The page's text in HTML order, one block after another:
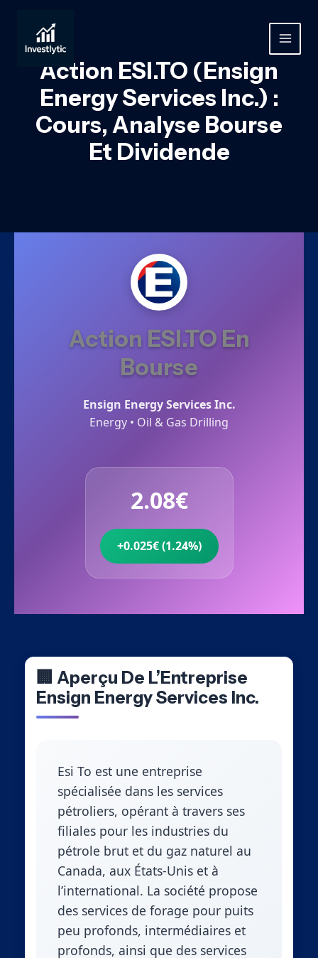
contenu
MAIN
Action ESI.TO (Ensign
Energy Services Inc.) :
Cours, Analyse Bourse
Et Dividende
Action ESI.TO En
Bourse
Ensign Energy Services Inc.
Energy • Oil & Gas Drilling
2.08€
+0.025€ (1.24%)
🏢 Aperçu De L’Entreprise
Ensign Energy Services Inc.
Esi To est une entreprise
spécialisée dans les services
pétroliers, opérant à travers ses
filiales pour les industries du
pétrole brut et du gaz naturel au
Canada, aux États-Unis et à
l’international. La société propose
des services de forage pour puits
peu profonds, intermédiaires et
profonds, ainsi que des services